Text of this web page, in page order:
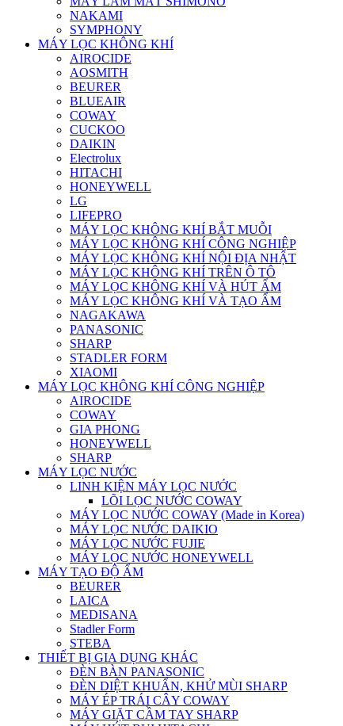
NAKAMI
SYMPHONY
MÁY LỌC KHÔNG KHÍ
AIROCIDE
AOSMITH
BEURER
BLUEAIR
COWAY
CUCKOO
DAIKIN
Electrolux
HITACHI
HONEYWELL
LG
LIFEPRO
MÁY LỌC KHÔNG KHÍ BẮT MUỖI
MÁY LỌC KHÔNG KHÍ CÔNG NGHIỆP
MÁY LỌC KHÔNG KHÍ NỘI ĐỊA NHẬT
MÁY LỌC KHÔNG KHÍ TRÊN Ô TÔ
MÁY LỌC KHÔNG KHÍ VÀ HÚT ẨM
MÁY LỌC KHÔNG KHÍ VÀ TẠO ẨM
NAGAKAWA
PANASONIC
SHARP
STADLER FORM
XIAOMI
MÁY LỌC KHÔNG KHÍ CÔNG NGHIỆP
AIROCIDE
COWAY
GIA PHONG
HONEYWELL
SHARP
MÁY LỌC NƯỚC
LINH KIỆN MÁY LỌC NƯỚC
LÕI LỌC NƯỚC COWAY
MÁY LỌC NƯỚC COWAY (Made in Korea)
MÁY LỌC NƯỚC DAIKIO
MÁY LỌC NƯỚC FUJIE
MÁY LỌC NƯỚC HONEYWELL
MÁY TẠO ĐỘ ẨM
BEURER
LAICA
MEDISANA
Stadler Form
STEBA
THIẾT BỊ GIA DỤNG KHÁC
ĐÈN BÀN PANASONIC
ĐÈN DIỆT KHUẨN, KHỬ MÙI SHARP
MÁY ÉP TRÁI CÂY COWAY
MÁY GIẶT CẦM TAY SHARP